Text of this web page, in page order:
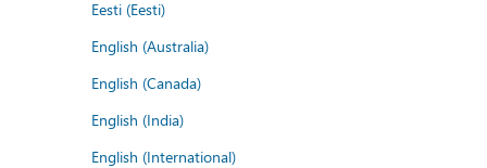
Eesti (Eesti)
English (Australia)
English (Canada)
English (India)
English (International)